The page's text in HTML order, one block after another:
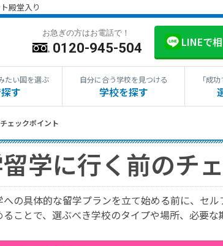
殿堂入り
お急ぎの方はお電話で！
0120-945-504 LINEで
たい国を選ぶ
す
自分に合う学校を見つける
学校を探す
「成
ェックポイント
学に行く前のチ
への具体的な留学プランを立て始める前に、セ
ことで、選ぶべき学校のタイプや場所、必要な